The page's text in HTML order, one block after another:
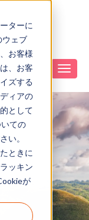
ターに
ウェブ
お客様
、お客
ズする
ィアの
として
ての
い。
ときに
ッキン
が